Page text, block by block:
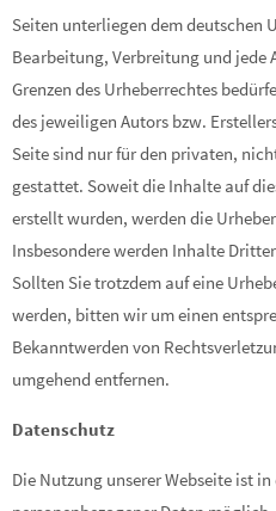
Seiten unterliegen dem deutschen
Bearbeitung, Verbreitung und jede
Grenzen des Urheberrechtes
des jeweiligen Autors bzw.
Seite sind nur für den privaten,
gestattet. Soweit die Inhalte auf
erstellt wurden, werden die
Insbesondere werden Inhalte
Sollten Sie trotzdem auf eine
werden, bitten wir um einen
Bekanntwerden von
umgehend entfernen.
Datenschutz
Die Nutzung unserer Webseite ist